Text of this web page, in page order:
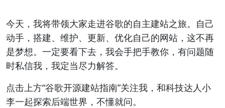
今天，我将带领大家走进谷歌的自主建站之旅。自己
动手，搭建、维护、更新、优化自己的网站，这不再
是梦想。一定要看下去，我会手把手教你，有问题随
时私信我，我定当尽力解答。
点击上方“谷歌开源建站指南”关注我，和科技达人小
李一起探索后端世界，不懂就问。